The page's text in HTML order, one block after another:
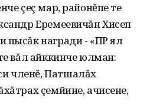
çеç мар, районĕпе те
Еремеевичăн Хисеп
пысăк награди - «ПР ял
вăл айккинче юлман:
членĕ, Патшалăх
çемйине, ачисене,